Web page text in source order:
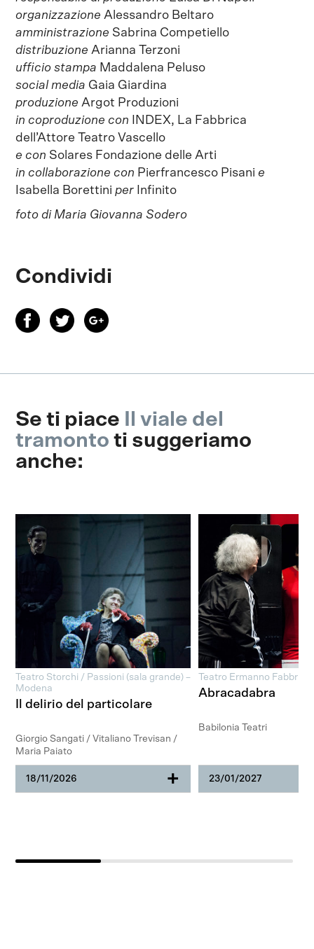
organizzazioneAlessandro Beltaro
amministrazione Sabrina Competiello
distribuzioneArianna Terzoni
ufficio stampa Maddalena Peluso
social media Gaia Giardina
produzione Argot Produzioni
in coproduzione con INDEX, La Fabbrica
dell’Attore Teatro Vascello
e con Solares Fondazione delle Arti
in collaborazione con Pierfrancesco Pisanie
Isabella Borettiniper Infinito
foto di Maria Giovanna Sodero
Condividi
Se ti piace
Il viale del
tramonto ti suggeriamo
anche:
Teatro Storchi / Passioni (sala grande) –
Modena
Il delirio del particolare
Giorgio Sangati / Vitaliano Trevisan /
Maria Paiato
18/11/2026 +
Teatro Ermanno Fabbri
Abracadabra
Babilonia Teatri
23/01/2027